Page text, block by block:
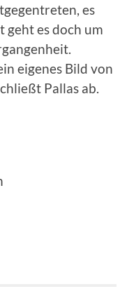
es
es doch um
eigenes Bild von
Pallas ab.